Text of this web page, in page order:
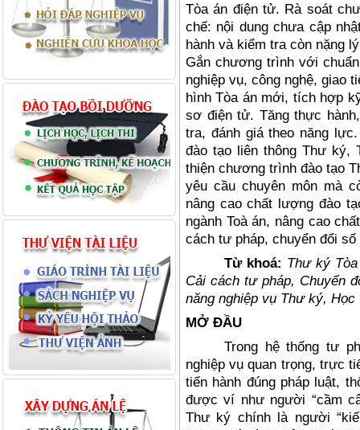
Tòa án điện tử. Rà soát
chế: nội dung chưa cập
hành và kiểm tra còn nặng
Gắn chương trình với
nghiệp vụ, công nghệ, giao
hình Tòa án mới, tích hợp
sơ điện tử. Tăng thực
tra, đánh giá theo năng
đào tạo liên thông Thư ký,
thiện chương trình đào tạo
yêu cầu chuyên môn mà
nâng cao chất lượng đào
ngành Toà án, nâng cao
cách tư pháp, chuyển đổi
Từ khoá: Thư ký
Cải cách tư pháp, Chuyển
năng nghiệp vụ Thư ký, Học
MỞ ĐẦU
Trong hệ thống tư
nghiệp vụ quan trọng, trực
tiến hành đúng pháp luật,
được ví như người “cầm
Thư ký chính là người